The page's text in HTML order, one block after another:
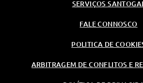
SERVIÇOS
FALE CONNOSCO
POLITICA DE
ARBITRAGEM DE CONFLITOS E